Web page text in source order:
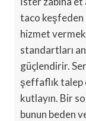
taco keşfeden
hizmet
standartları
güçlendirir.
şeffaflık talep
kutlayın. Bir
bunun beden